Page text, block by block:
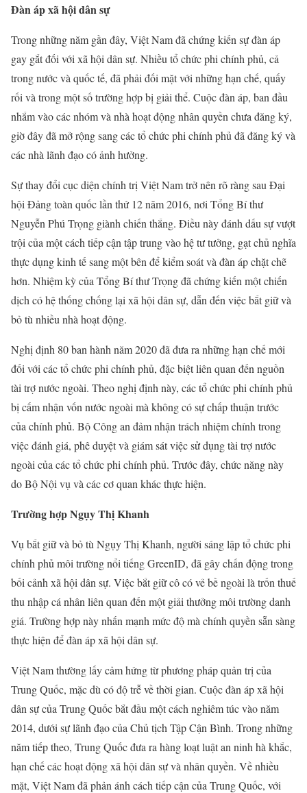
Đàn áp xã hội dân sự
Trong những năm gần đây, Việt Nam đã chứng kiến sự đàn áp
gay gắt đối với xã hội dân sự. Nhiều tổ chức phi chính phủ, cả
trong nước và quốc tế, đã phải đối mặt với những hạn chế, quấy
rối và trong một số trường hợp bị giải thể. Cuộc đàn áp, ban đầu
nhắm vào các nhóm và nhà hoạt động nhân quyền chưa đăng ký,
giờ đây đã mở rộng sang các tổ chức phi chính phủ đã đăng ký và
các nhà lãnh đạo có ảnh hưởng.
Sự thay đổi cục diện chính trị Việt Nam trở nên rõ ràng sau Đại
hội Đảng toàn quốc lần thứ 12 năm 2016, nơi Tổng Bí thư
Nguyễn Phú Trọng giành chiến thắng. Điều này đánh dấu sự vượt
trội của một cách tiếp cận tập trung vào hệ tư tưởng, gạt chủ nghĩa
thực dụng kinh tế sang một bên để kiểm soát và đàn áp chặt chẽ
hơn. Nhiệm kỳ của Tổng Bí thư Trọng đã chứng kiến một chiến
dịch có hệ thống chống lại xã hội dân sự, dẫn đến việc bắt giữ và
bỏ tù nhiều nhà hoạt động.
Nghị định 80 ban hành năm 2020 đã đưa ra những hạn chế mới
đối với các tổ chức phi chính phủ, đặc biệt liên quan đến nguồn
tài trợ nước ngoài. Theo nghị định này, các tổ chức phi chính phủ
bị cấm nhận vốn nước ngoài mà không có sự chấp thuận trước
của chính phủ. Bộ Công an đảm nhận trách nhiệm chính trong
việc đánh giá, phê duyệt và giám sát việc sử dụng tài trợ nước
ngoài của các tổ chức phi chính phủ. Trước đây, chức năng này
do Bộ Nội vụ và các cơ quan khác thực hiện.
Trường hợp Ngụy Thị Khanh
Vụ bắt giữ và bỏ tù Ngụy Thị Khanh, người sáng lập tổ chức phi
chính phủ môi trường nổi tiếng GreenID, đã gây chấn động trong
bối cảnh xã hội dân sự. Việc bắt giữ cô có vẻ bề ngoài là trốn thuế
thu nhập cá nhân liên quan đến một giải thưởng môi trường danh
giá. Trường hợp này nhấn mạnh mức độ mà chính quyền sẵn sàng
thực hiện để đàn áp xã hội dân sự.
Việt Nam thường lấy cảm hứng từ phương pháp quản trị của
Trung Quốc, mặc dù có độ trễ về thời gian. Cuộc đàn áp xã hội
dân sự của Trung Quốc bắt đầu một cách nghiêm túc vào năm
2014, dưới sự lãnh đạo của Chủ tịch Tập Cận Bình. Trong những
năm tiếp theo, Trung Quốc đưa ra hàng loạt luật an ninh hà khắc,
hạn chế các hoạt động xã hội dân sự và nhân quyền. Về nhiều
mặt, Việt Nam đã phản ánh cách tiếp cận của Trung Quốc, với